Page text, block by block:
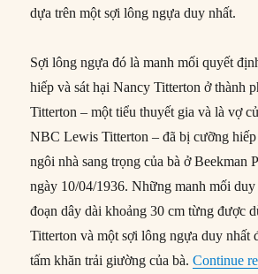
dựa trên một sợi lông ngựa duy nhất.
Sợi lông ngựa đó là manh mối quyết
hiếp và sát hại Nancy Titterton ở thành
Titterton – một tiểu thuyết gia và là vợ
NBC Lewis Titterton – đã bị cưỡng
ngôi nhà sang trọng của bà ở Beekman
ngày 10/04/1936. Những manh mối
đoạn dây dài khoảng 30 cm từng được
Titterton và một sợi lông ngựa duy nhất
tấm khăn trải giường của bà.Continue